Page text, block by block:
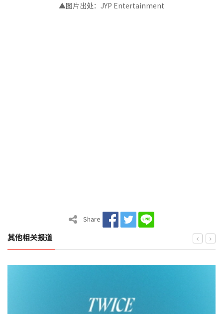
▲图片出处：JYP Entertainment
Share
其他相关报道